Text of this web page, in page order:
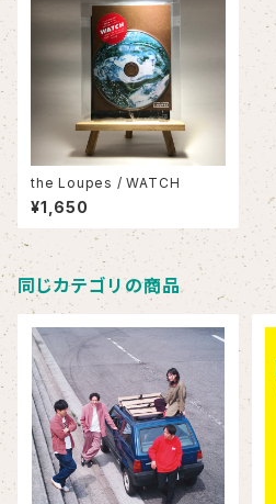
the Loupes / WATCH
¥1,650
同じカテゴリの商品